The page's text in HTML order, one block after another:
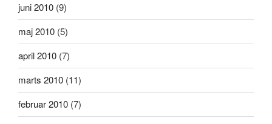
juni 2010 (9)
maj 2010 (5)
april 2010 (7)
marts 2010 (11)
februar 2010 (7)